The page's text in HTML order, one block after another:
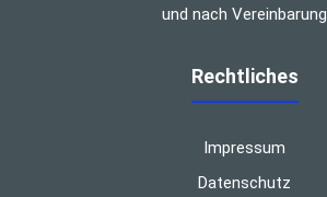
und nach Vereinbarung
Rechtliches
Impressum
Datenschutz